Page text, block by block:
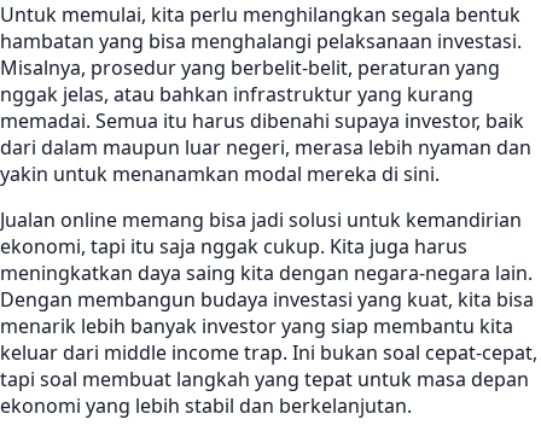
Untuk memulai, kita perlu menghilangkan segala bentuk
hambatan yang bisa menghalangi pelaksanaan investasi.
Misalnya, prosedur yang berbelit-belit, peraturan yang
nggak jelas, atau bahkan infrastruktur yang kurang
memadai. Semua itu harus dibenahi supaya investor, baik
dari dalam maupun luar negeri, merasa lebih nyaman dan
yakin untuk menanamkan modal mereka di sini.
Jualan online memang bisa jadi solusi untuk kemandirian
ekonomi, tapi itu saja nggak cukup. Kita juga harus
meningkatkan daya saing kita dengan negara-negara lain.
Dengan membangun budaya investasi yang kuat, kita bisa
menarik lebih banyak investor yang siap membantu kita
keluar dari middle income trap. Ini bukan soal cepat-cepat,
tapi soal membuat langkah yang tepat untuk masa depan
ekonomi yang lebih stabil dan berkelanjutan.